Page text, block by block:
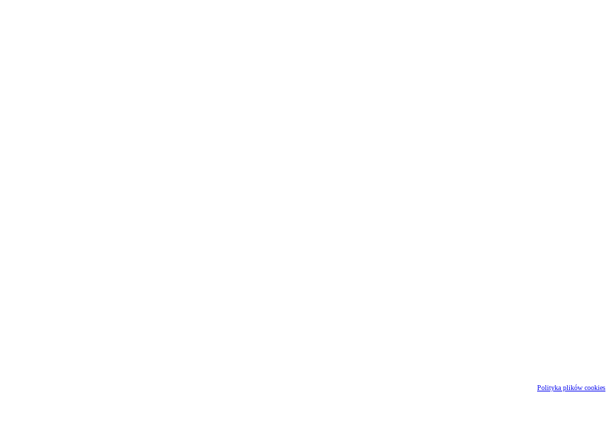
Polityka plików cookies